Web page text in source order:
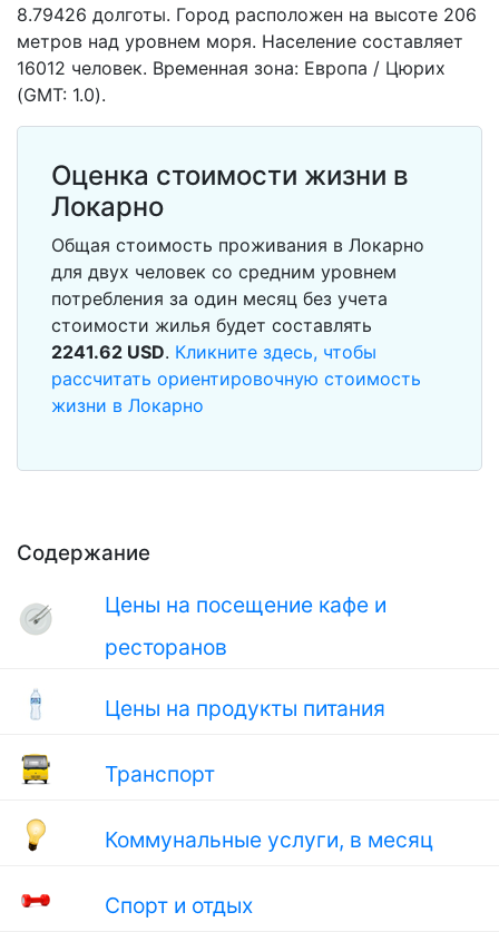
Содержание
Цены на посещение кафе и
ресторанов
Цены на продукты питания
Транспорт
Коммунальные услуги, в месяц
Спорт и отдых
8.79426 долготы. Город расположен на высоте 206
метров над уровнем моря. Население составляет
16012 человек. Временная зона: Европа / Цюрих
(GMT: 1.0).
Оценка стоимости жизни в
Локарно
Общая стоимость проживания в Локарно
для двух человек со средним уровнем
потребления за один месяц без учета
стоимости жилья будет составлять
2241.62 USD. Кликните здесь, чтобы
рассчитать ориентировочную стоимость
жизни в Локарно